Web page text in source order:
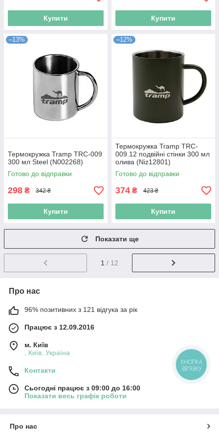
Купити Купити
–13%
Термокружка Tramp TRC-009
300 мл Steel (N002268)
Готово до відправки
298 ₴ 342 ₴
Купити
–12%
Термокружка Tramp TRC-
009.12 подвійні стінки 300 мл
олива (Niz12801)
Готово до відправки
374 ₴ 423 ₴
Купити
Показати ще
1 / 12
Про нас
96% позитивних з 121 відгука за рік
Працює з 12.09.2016
м. Київ
, Київ, Україна
Контакти
Сьогодні працює з 09:00 до 16:00
Показати весь графік роботи
Про нас
КНОПКА
ЗВ'ЯЗКУ